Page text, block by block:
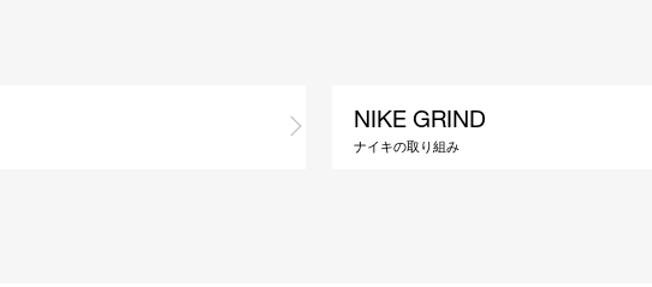
NIKE GRIND
ナイキの取り組み